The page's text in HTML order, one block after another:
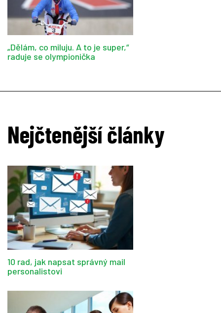
„Dělám, co miluju. A to je super,“
raduje se olympionička
Nejčtenější články
10 rad, jak napsat správný mail
personalistovi